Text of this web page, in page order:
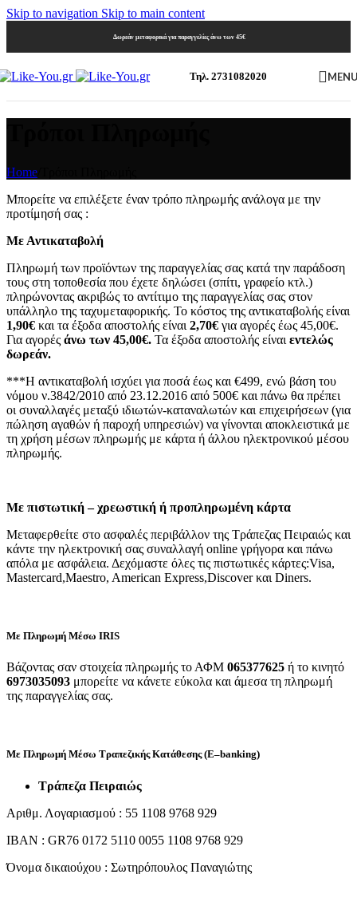
Skip to navigation Skip to main content
Δωρεάν μεταφορικά για παραγγελίες άνω των 45€
Τηλ. 2731082020
Home
Μπορείτε να επιλέξετε έναν τρόπο πληρωμής ανάλογα με την
προτίμησή σας :
Με Αντικαταβολή
Πληρωμή των προϊόντων της παραγγελίας σας κατά την παράδοση
τους στη τοποθεσία που έχετε δηλώσει (σπίτι, γραφείο κτλ.)
πληρώνοντας ακριβώς το αντίτιμο της παραγγελίας σας στον
υπάλληλο της ταχυμεταφορικής. Το κόστος της αντικαταβολής είναι
1,90€ και τα έξοδα αποστολής είναι 2,70€ για αγορές έως 45,00€.
Για αγορές άνω των 45,00€. Τα έξοδα αποστολής είναι εντελώς
δωρεάν.
***Η αντικαταβολή ισχύει για ποσά έως και €499, ενώ βάση του
νόμου ν.3842/2010 από 23.12.2016 από 500€ και πάνω θα πρέπει
οι συναλλαγές μεταξύ ιδιωτών-καταναλωτών και επιχειρήσεων (για
πώληση αγαθών ή παροχή υπηρεσιών) να γίνονται αποκλειστικά με
τη χρήση μέσων πληρωμής με κάρτα ή άλλου ηλεκτρονικού μέσου
πληρωμής.
Με πιστωτική – χρεωστική ή προπληρωμένη κάρτα
Μεταφερθείτε στο ασφαλές περιβάλλον της Τράπεζας Πειραιώς και
κάντε την ηλεκτρονική σας συναλλαγή online γρήγορα και πάνω
απόλα με ασφάλεια. Δεχόμαστε όλες τις πιστωτικές κάρτες:Visa,
Mastercard,Maestro, American Express,Discover και Diners.
Με Πληρωμή Μέσω IRIS
Βάζοντας σαν στοιχεία πληρωμής το ΑΦΜ 065377625 ή το κινητό
6973035093 μπορείτε να κάνετε εύκολα και άμεσα τη πληρωμή
της παραγγελίας σας.
Με Πληρωμή Μέσω Τραπεζικής Κατάθεσης (E–banking)
Τράπεζα Πειραιώς
Αριθμ. Λογαριασμού : 55 1108 9768 929
IBAN : GR76 0172 5110 0055 1108 9768 929
Όνομα δικαιούχου : Σωτηρόπουλος Παναγιώτης